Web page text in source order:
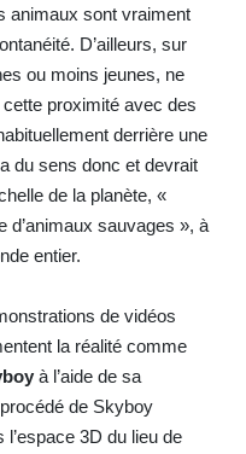
animaux sont vraiment
D’ailleurs, sur
ou moins jeunes, ne
proximité avec des
derrière une
du sens donc et devrait
de la planète, «
d’animaux sauvages », à
entier.
de vidéos
la réalité comme
à l’aide de sa
de Skyboy
3D du lieu de